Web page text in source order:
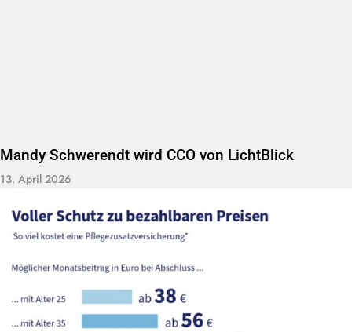
Mandy Schwerendt wird CCO von LichtBlick
13. April 2026